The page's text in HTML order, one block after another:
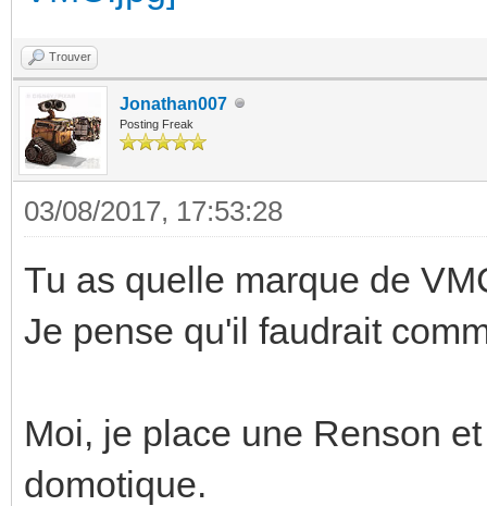
Trouver
Jonathan007
Posting Freak
03/08/2017, 17:53:28
Tu as quelle marque de
Je pense qu'il faudrait
Moi, je place une Renson
domotique.